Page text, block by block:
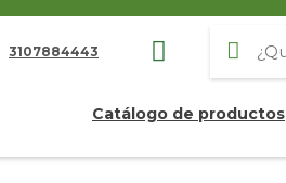
3107884443
Catálogo de productos